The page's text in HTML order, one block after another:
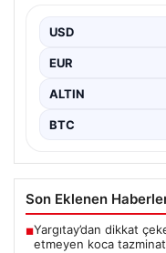
USD
EUR
ALTIN
BTC
Son Eklenen
■Yargıtay’dan dikkat
etmeyen koca